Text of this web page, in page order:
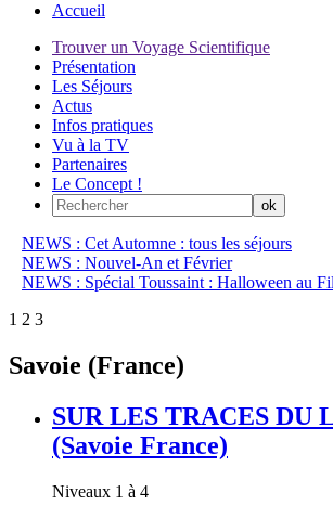
Accueil
Trouver un Voyage Scientifique
Présentation
Les Séjours
Actus
Infos pratiques
Vu à la TV
Partenaires
Le Concept !
NEWS : Cet Automne : tous les séjours
NEWS : Nouvel-An et Février
NEWS : Spécial Toussaint : Halloween au
1 2 3
Savoie (France)
SUR LES TRACES DU
(Savoie France)
Niveaux 1 à 4